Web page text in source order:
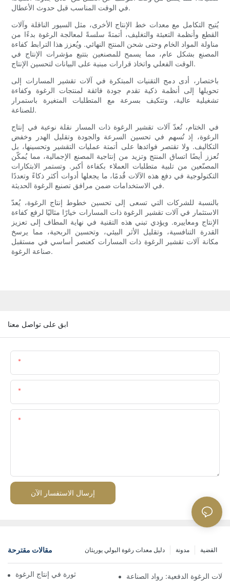
في الوقت المناسب قبل حدوث الأعطال.
يُتيح التكامل مع معدات خط الإنتاج الأخرى، مثل السيور الناقلة وآلات
القطع وأنظمة التعبئة والتغليف، أتمتةً سلسةً لمعالجة الرغوة بدءًا من
مناولة المواد الخام وحتى شحن المنتج النهائي. ويُعزز هذا الترابط كفاءة
المصنع بشكل عام، مما يسمح للمصنعين بتتبع مؤشرات الإنتاج في
الوقت الفعلي واتخاذ قرارات مبنية على البيانات لتحسين الإنتاج.
باختصار، أدى دمج التقنيات المبتكرة في آلات تقشير المسارات إلى
تحويلها إلى أنظمة ذكية تقدم جودة فائقة لمنتجات الرغوة وكفاءة
تشغيلية عالية، وتتكيف بسرعة مع المتطلبات المتغيرة باستمرار
للصناعة.
في الختام، تُعدّ آلات تقشير الرغوة ذات المسار نقلة نوعية في إنتاج
الرغوة، إذ تُسهم في تحسين السرعة والجودة وتقليل الهدر وخفض
التكاليف. ولا تقتصر فوائدها على أتمتة عمليات التقشير وتحسينها، بل
تُعزز أيضًا اتساق المنتج وتزيد من إنتاجية المصنع الإجمالية، مما يُمكّن
المصنّعين من تلبية متطلبات العملاء بكفاءة أكبر. وتستمر الابتكارات
التكنولوجية في دفع هذه الآلات قُدمًا، ما يجعلها أدوات أكثر ذكاءً وتعددًا
في الاستخدامات ضمن مرافق تصنيع الرغوة الحديثة.
بالنسبة للشركات التي تسعى إلى تحسين خطوط إنتاج الرغوة، يُعدّ
الاستثمار في آلات تقشير الرغوة ذات المسارات خيارًا مثاليًا لرفع كفاءة
الإنتاج ومعاييره. ويؤدي تبني هذه التقنية في نهاية المطاف إلى تعزيز
القدرة التنافسية، وتقليل الأثر البيئي، وتحسين الربحية، مما يرسخ
مكانة آلات تقشير الرغوة ذات المسارات كعنصر أساسي في مستقبل
صناعة الرغوة.
ابق على تواصل معنا
إرسال الاستفسار الآن
مقالات مقترحة القضية مدونة دليل معدات رغوة البولي يوريثان
آلات الرغوة المستمرة: ثورة في إنتاج الرغوةآلات الرغوة الدفعية: رواد الصناعة